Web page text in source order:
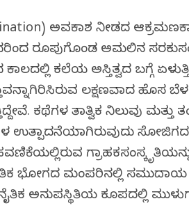
ಅವಕಾಶ ನೀಡದ
ರೂಪುಗೊಂಡ ಅಮಲಿನ
ಕಲೆಯ ಅಸ್ತಿತ್ವದ ಬಗ್ಗೆ
ವಿಲಕ್ಷಣವಾದ ಹೊಸ
ಕಥೆಗಳ ತಾತ್ವಿಕ ನಿಲುವು ಮತ್ತು
ಉತ್ಪಾದನೆಯಾಗಿರುವುದು ಸೋಜಿಗದ
ಭೋಗದ ಮಂಪರಿನಲ್ಲಿ ಸಮುದಾಯ
ಅನುಪಸ್ಥಿತಿಯ ಕೂಪದಲ್ಲಿ